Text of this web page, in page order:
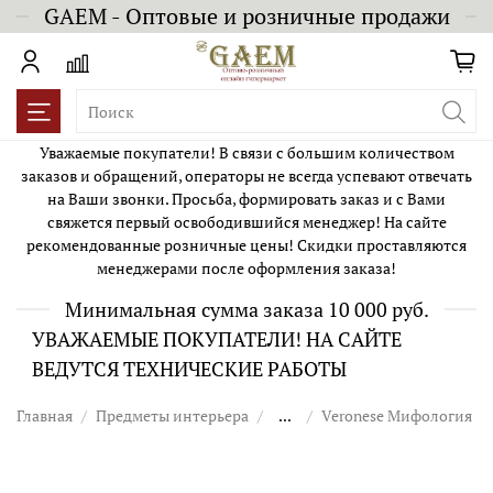
GAEM - Оптовые и розничные продажи
Уважаемые покупатели! В связи с большим количеством
заказов и обращений, операторы не всегда успевают отвечать
на Ваши звонки. Просьба, формировать заказ и с Вами
свяжется первый освободившийся менеджер! На сайте
рекомендованные розничные цены! Скидки проставляются
менеджерами после оформления заказа!
Минимальная сумма заказа 10 000 руб.
УВАЖАЕМЫЕ ПОКУПАТЕЛИ! НА САЙТЕ
ВЕДУТСЯ ТЕХНИЧЕСКИЕ РАБОТЫ
Главная Предметы интерьера ... Veronese Мифология